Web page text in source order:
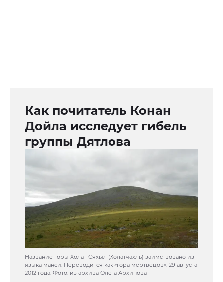
Как почитатель Конан
Дойла исследует гибель
группы Дятлова
Название горы Холат-Сяхыл (Холатчахль) заимствовано из
языка манси. Переводится как «гора мертвецов». 29 августа
2012 года. Фото: из архива Олега Архипова